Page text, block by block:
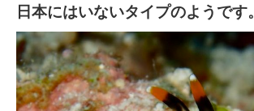
日本にはいないタイプのようです。